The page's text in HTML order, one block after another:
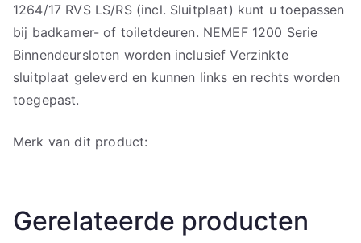
1264/17 RVS LS/RS (incl. Sluitplaat) kunt u toepassen
bij badkamer- of toiletdeuren. NEMEF 1200 Serie
Binnendeursloten worden inclusief Verzinkte
sluitplaat geleverd en kunnen links en rechts worden
toegepast.
Merk van dit product:
Gerelateerde producten